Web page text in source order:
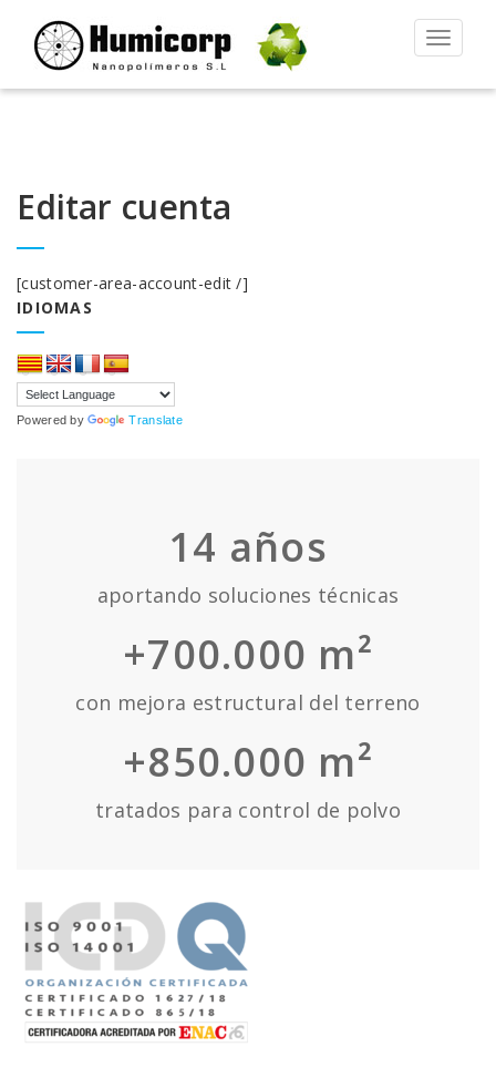
Alternar
Editar cuenta
[customer-area-account-edit /]
IDIOMAS
Powered by Translate
14 años
aportando soluciones técnicas
+700.000 m²
con mejora estructural del terreno
+850.000 m²
tratados para control de polvo